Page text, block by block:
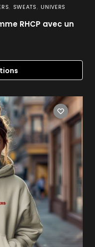
, SWEATS, UNIVERS
RHCP avec un